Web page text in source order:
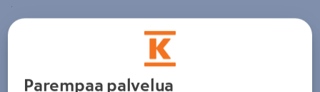
Yksityiskohtainen kuvaus löytyy Tuotteen kuvaus -
Zoomaa kuvaa sormilla kosketusnäytöllä
Parempaa palvelua